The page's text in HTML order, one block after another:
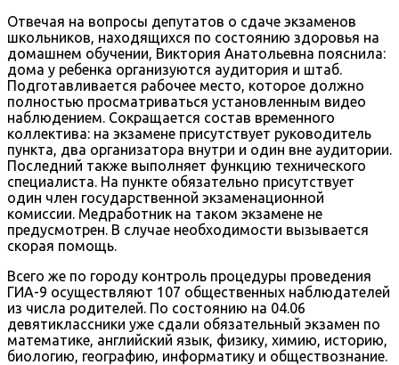
Отвечая на вопросы депутатов о сдаче экзаменов
школьников, находящихся по состоянию здоровья на
домашнем обучении, Виктория Анатольевна пояснила:
дома у ребенка организуются аудитория и штаб.
Подготавливается рабочее место, которое должно
полностью просматриваться установленным видео
наблюдением. Сокращается состав временного
коллектива: на экзамене присутствует руководитель
пункта, два организатора внутри и один вне аудитории.
Последний также выполняет функцию технического
специалиста. На пункте обязательно присутствует
один член государственной экзаменационной
комиссии. Медработник на таком экзамене не
предусмотрен. В случае необходимости вызывается
скорая помощь.
Всего же по городу контроль процедуры проведения
ГИА-9 осуществляют 107 общественных наблюдателей
из числа родителей. По состоянию на 04.06
девятиклассники уже сдали обязательный экзамен по
математике, английский язык, физику, химию, историю,
биологию, географию, информатику и обществознание.